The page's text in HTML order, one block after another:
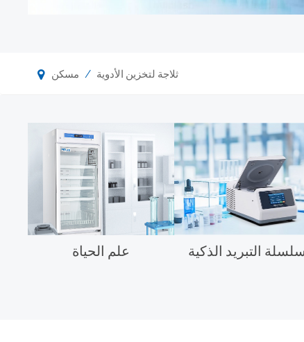
مسكن / ثلاجة لتخزين الأدوية
علم الحياة سلسلة التبريد الذكية